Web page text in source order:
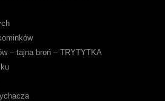
– tajna broń – TRYTYTKA